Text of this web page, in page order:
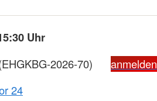
Uhr
2026-70)
anmelden
24